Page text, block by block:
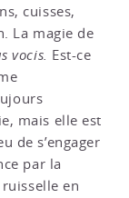
cuisses,
La magie de
vocis. Est-ce
mais elle est
de s’engager
par la
en